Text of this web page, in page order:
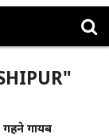
गायब